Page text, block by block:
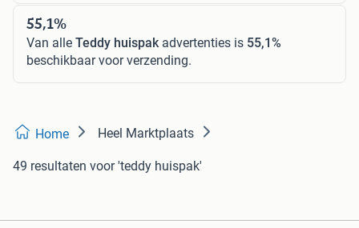
55,1%
Van alle Teddy huispak advertenties is 55,1%
beschikbaar voor verzending.
Home Heel Marktplaats
49 resultaten voor 'teddy huispak'